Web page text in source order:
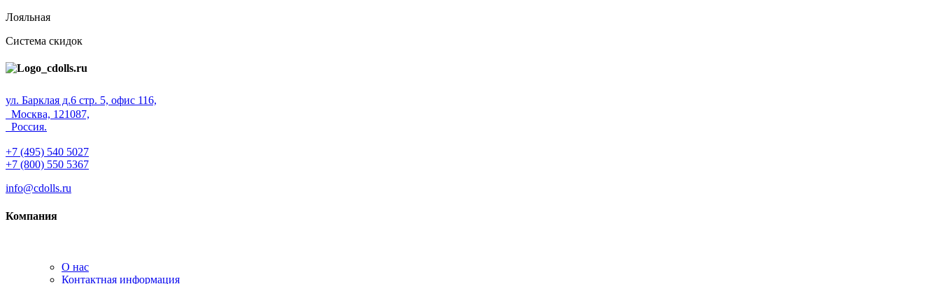
Лояльная
Система скидок
ул. Барклая д.6 стр. 5, офис 116,
Москва, 121087,
Россия.
+7 (495) 540 5027
+7 (800) 550 5367
info@cdolls.ru
Компания
О нас
Контактная информация